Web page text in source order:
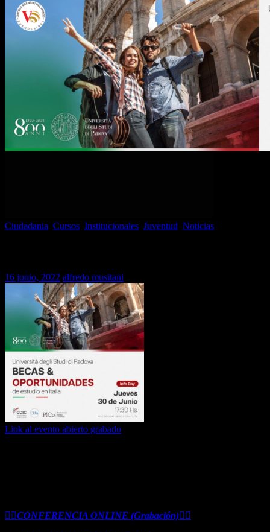
Ciudadania Cursos Institucionales Juventud Noticias
16 junio, 2022 alfredo musitani
Link al evento abierto grabado
👉🏻CONFERENCIA ONLINE (Grabación)👈🏻